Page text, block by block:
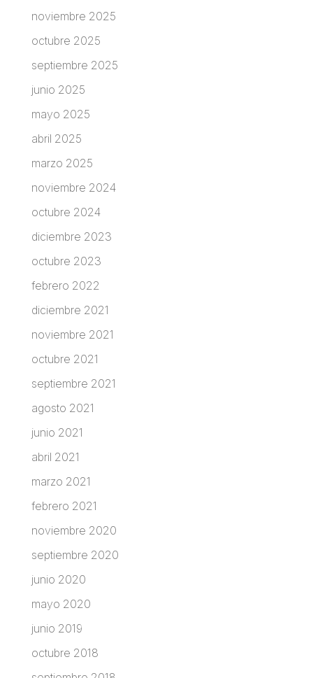
noviembre 2025
octubre 2025
septiembre 2025
junio 2025
mayo 2025
abril 2025
marzo 2025
noviembre 2024
octubre 2024
diciembre 2023
octubre 2023
febrero 2022
diciembre 2021
noviembre 2021
octubre 2021
septiembre 2021
agosto 2021
junio 2021
abril 2021
marzo 2021
febrero 2021
noviembre 2020
septiembre 2020
junio 2020
mayo 2020
junio 2019
octubre 2018